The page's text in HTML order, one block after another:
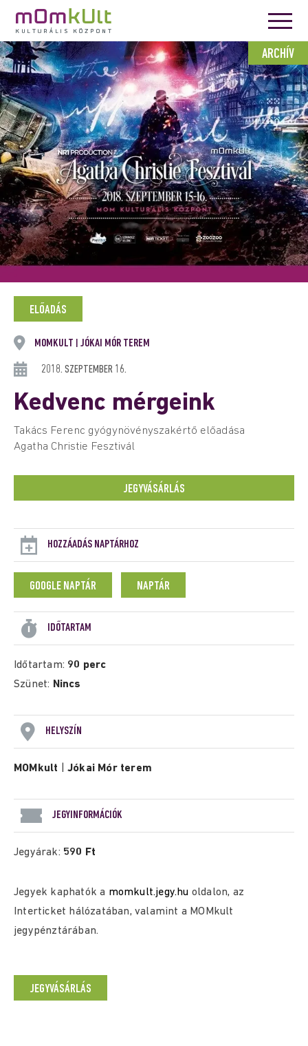
ARCHÍV
ELŐADÁS
MOMKULT JÓKAI MÓR TEREM
2018. SZEPTEMBER 16.
Kedvenc mérgeink
Takács Ferenc gyógynövényszakértő előadása
Agatha Christie Fesztivál
JEGYVÁSÁRLÁS
HOZZÁADÁS NAPTÁRHOZ
GOOGLE NAPTÁR NAPTÁR
IDŐTARTAM
Időtartam: 90 perc
Szünet: Nincs
HELYSZÍN
MOMkult |Jókai Mór terem
JEGYINFORMÁCIÓK
Jegyárak: 590 Ft
Jegyek kaphatók a momkult.jegy.hu oldalon, az
Interticket hálózatában, valamint a MOMkult
jegypénztárában.
JEGYVÁSÁRLÁS